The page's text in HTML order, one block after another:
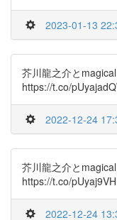
2023-01-13
芥川龍之介と
https://t.co/
2022-12-24
芥川龍之介と
https://t.co/
2022-12-24